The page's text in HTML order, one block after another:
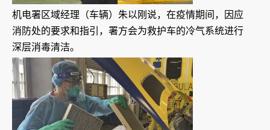
机电署区域经理（车辆）朱以刚说，在疫情期间，因应
消防处的要求和指引，署方会为救护车的冷气系统进行
深层消毒清洁。